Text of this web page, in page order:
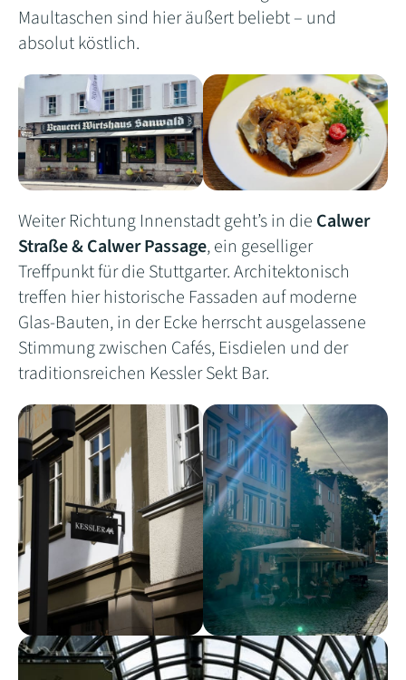
Maultaschen sind hier äußert beliebt – und
absolut köstlich.
Weiter Richtung Innenstadt geht’s in die Calwer
Straße & Calwer Passage, ein geselliger
Treffpunkt für die Stuttgarter. Architektonisch
treffen hier historische Fassaden auf moderne
Glas-Bauten, in der Ecke herrscht ausgelassene
Stimmung zwischen Cafés, Eisdielen und der
traditionsreichen Kessler Sekt Bar.